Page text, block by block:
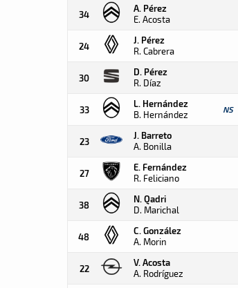
34
A. Pérez
E. Acosta
24
J. Pérez
R. Cabrera
30
D. Pérez
R. Díaz
33
L. Hernández
B. Hernández NS
23
J. Barreto
A. Bonilla
27
E. Fernández
R. Feliciano
38
N. Qadri
D. Marichal
48
C. González
A. Morin
22
V. Acosta
A. Rodríguez